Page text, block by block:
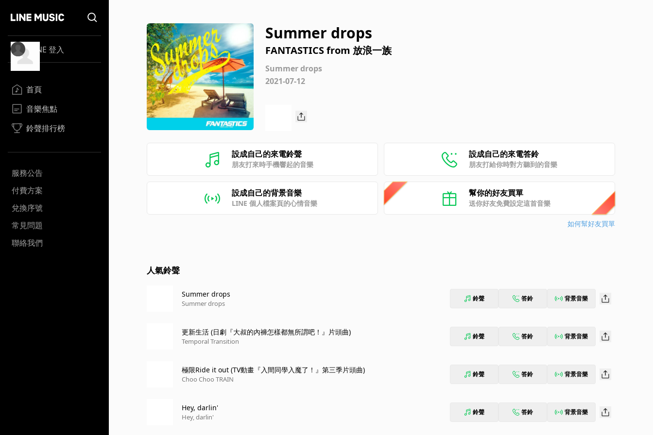
LINE 登入
首頁
音樂焦點
鈴聲排行榜
服務公告
付費方案
兌換序號
常見問題
聯絡我們
Summer drops
FANTASTICS from 放浪一族
Summer drops
2021-07-12
設成自己的來電鈴聲
朋友打來時手機響起的音樂
設成自己的來電答鈴
朋友打給你時對方聽到的音樂
設成自己的背景音樂
LINE 個人檔案頁的心情音樂
幫你的好友買單
送你好友免費設定這首音樂
如何幫好友買單
人氣鈴聲
Summer drops
Summer drops
鈴聲 答鈴 背景音樂
更新生活 (日劇『大叔的內褲怎樣都無所謂吧！』片頭曲)
Temporal Transition
鈴聲 答鈴 背景音樂
極限Ride it out (TV動畫『入間同學入魔了！』第三季片頭曲)
Choo Choo TRAIN
鈴聲 答鈴 背景音樂
Hey, darlin'
Hey, darlin'
鈴聲 答鈴 背景音樂